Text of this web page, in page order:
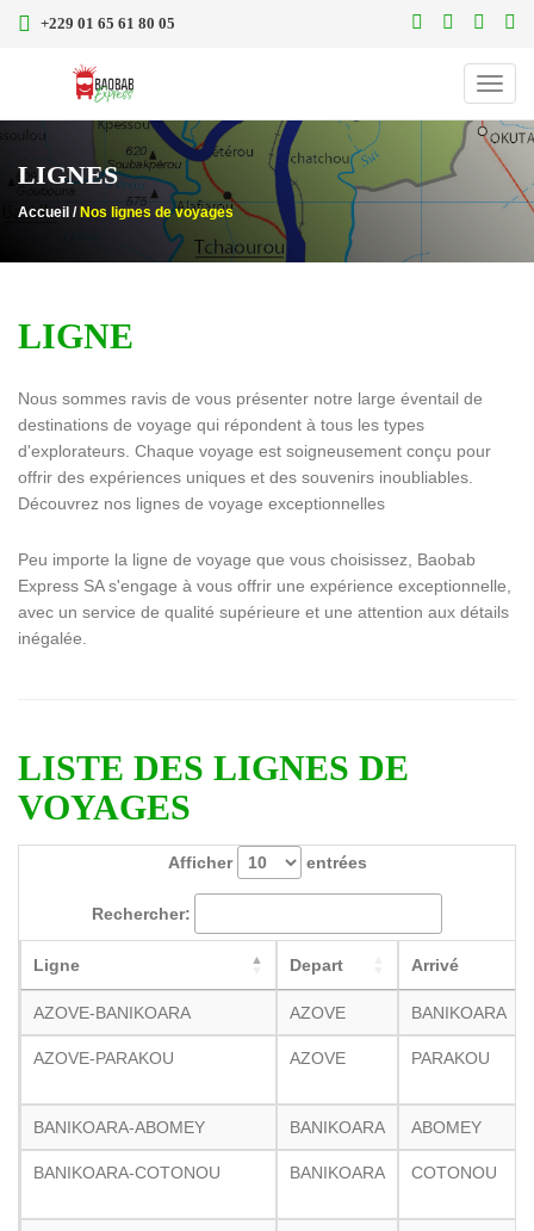
+229 01 65 61 80 05
LIGNES
Accueil / Nos lignes de voyages
LIGNE
Nous sommes ravis de vous présenter notre large éventail de
destinations de voyage qui répondent à tous les types
d'explorateurs. Chaque voyage est soigneusement conçu pour
offrir des expériences uniques et des souvenirs inoubliables.
Découvrez nos lignes de voyage exceptionnelles
Peu importe la ligne de voyage que vous choisissez, Baobab
Express SA s'engage à vous offrir une expérience exceptionnelle,
avec un service de qualité supérieure et une attention aux détails
inégalée.
LISTE DES LIGNES DE
VOYAGES
Afficher entrées
Rechercher:
Ligne Depart Arrivé
AZOVE-BANIKOARA AZOVE BANIKOARA
AZOVE-PARAKOU AZOVE PARAKOU
BANIKOARA-ABOMEY BANIKOARA ABOMEY
BANIKOARA-COTONOU BANIKOARA COTONOU